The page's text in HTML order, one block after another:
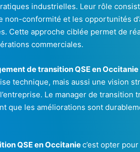
industrielles. Leur rôle
conformité et les opportunités
Cette approche ciblée permet de
commerciales.
de transition QSE en Occitanie
technique, mais aussi une vision
Le manager de transition
que les améliorations sont
QSE en Occitaniec’est opter